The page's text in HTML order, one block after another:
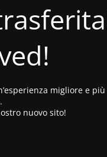
migliore e più
nuovo sito!